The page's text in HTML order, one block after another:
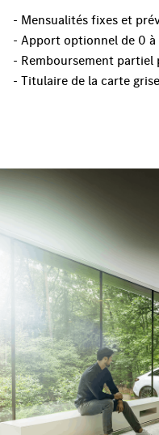
- Mensualités fixes et
- Apport optionnel de 0 à
- Remboursement partiel
- Titulaire de la carte